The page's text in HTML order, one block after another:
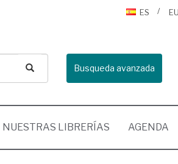
ES
Busqueda avanzada
NUESTRAS LIBRERÍAS AGENDA